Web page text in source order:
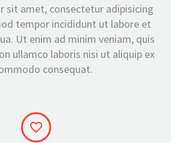
sit amet, consectetur adipisicing
tempor incididunt ut labore et
Ut enim ad minim veniam, quis
ullamco laboris nisi ut aliquip ex
consequat.

